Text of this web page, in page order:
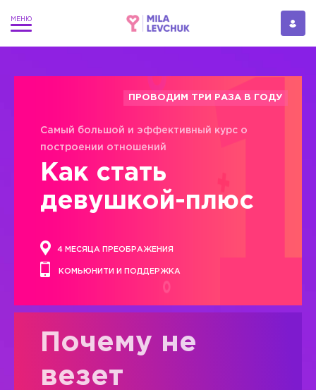
ПРОВОДИМ ТРИ РАЗА В ГОДУ
Самый большой и эффективный курс о
построении отношений
Как стать
девушкой-плюс
4 МЕСЯЦА ПРЕОБРАЖЕНИЯ
КОМЬЮНИТИ И ПОДДЕРЖКА
Почему не
везет